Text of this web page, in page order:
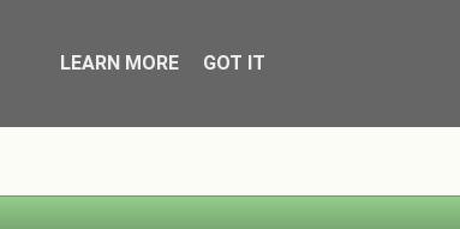
LEARN MORE GOT IT